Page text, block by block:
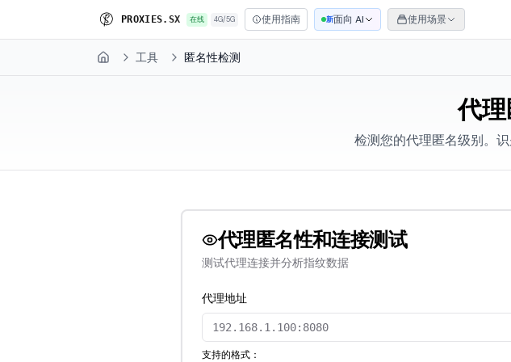
PROXI ES. SX 在线 4G/5G 使用指南 新面向 AI 使用场景
Home 工具 匿名性检测
代
检测您的代理匿名级别。
代理匿名性和连接测试
测试代理连接并分析指纹数据
代理地址
支持的格式：